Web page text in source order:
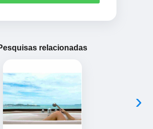
relacionadas
›